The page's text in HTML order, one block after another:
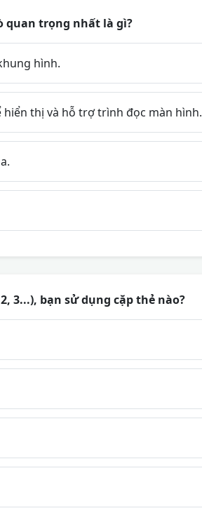
quan trọng nhất là gì?
hình.
thị và hỗ trợ trình đọc màn hình.
3...), bạn sử dụng cặp thẻ nào?